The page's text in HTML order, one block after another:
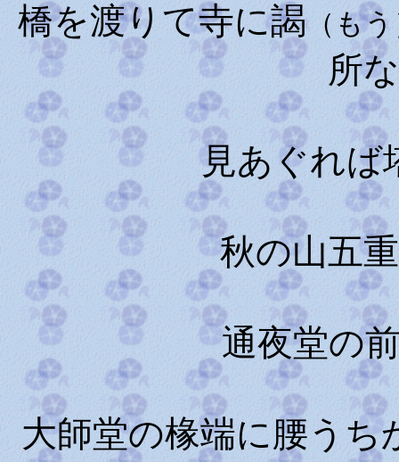
橋を渡りて寺に謁（も
所
見あぐれば
秋の山五
通夜堂の
大師堂の椽端に腰う